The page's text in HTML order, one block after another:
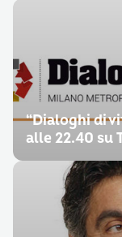
“Dialoghi di
alle 22.40 su